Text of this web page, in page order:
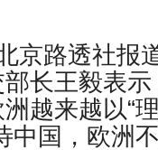
京路透社报
部长王毅表示
越来越以“
中国，欧洲